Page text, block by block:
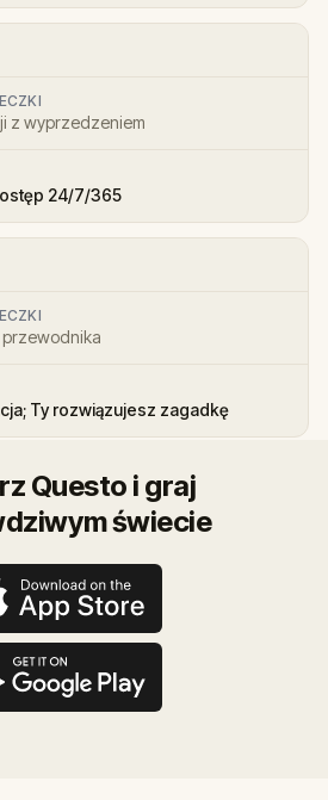
z wyprzedzeniem
24/7/365
przewodnika
Ty rozwiązujesz zagadkę
Questo i graj
świecie